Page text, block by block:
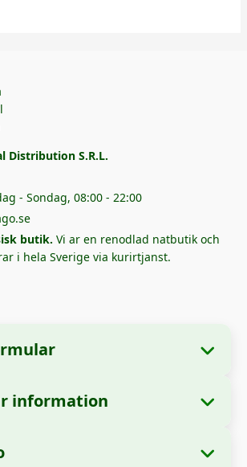
Distribution S.R.L.
- Sondag, 08:00 - 22:00
butik. Vi ar en renodlad natbutik och
i hela Sverige via kurirtjanst.
information